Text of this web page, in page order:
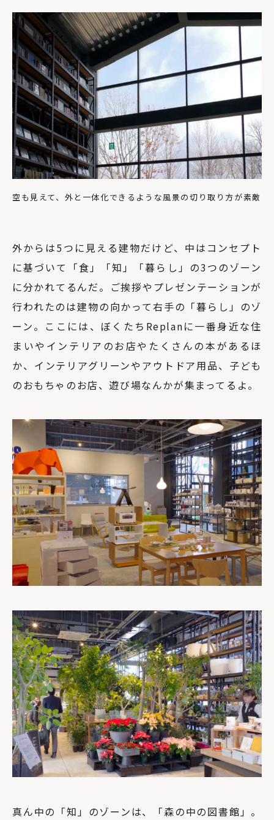
空も見えて、外と一体化できるような風景の切り取り方が素敵
外からは5つに見える建物だけど、中はコンセプト
に基づいて「食」「知」「暮らし」の3つのゾーン
に分かれてるんだ。ご挨拶やプレゼンテーションが
行われたのは建物の向かって右手の「暮らし」のゾ
ーン。ここには、ぼくたちReplanに一番身近な住
まいやインテリアのお店やたくさんの本があるほ
か、インテリアグリーンやアウトドア用品、子ども
のおもちゃのお店、遊び場なんかが集まってるよ。
真ん中の「知」のゾーンは、「森の中の図書館」。